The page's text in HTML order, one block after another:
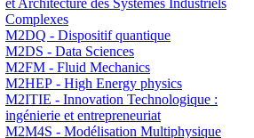
et Architecture des Systèmes Industriels
Complexes
M2DQ - Dispositif quantique
M2DS - Data Sciences
M2FM - Fluid Mechanics
M2HEP - High Energy physics
M2ITIE - Innovation Technologique :
ingénierie et entrepreneuriat
M2M4S - Modélisation Multiphysique